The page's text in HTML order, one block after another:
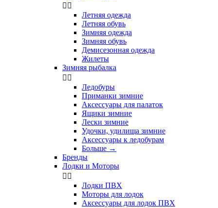
 
Летняя одежда
Летняя обувь
Зимняя одежда
Зимняя обувь
Демисезонная одежда
Жилеты
Зимняя рыбалка
 
Ледобуры
Приманки зимние
Аксессуары для палаток
Ящики зимние
Лески зимние
Удочки, удилища зимние
Аксессуары к ледобурам
Больше →
Бренды
Лодки и Моторы
 
Лодки ПВХ
Моторы для лодок
Аксессуары для лодок ПВХ